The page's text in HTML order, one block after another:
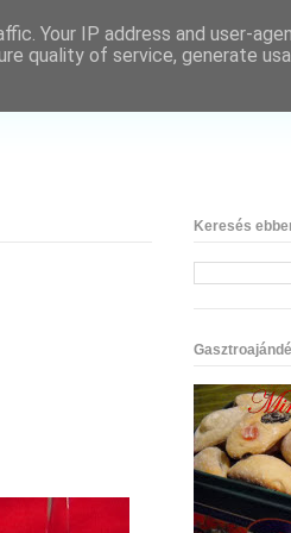
Keresés
Your IP address and user-
quality of service, generate